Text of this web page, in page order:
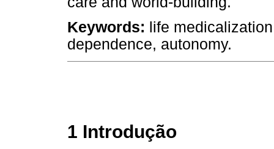
Keywords: life
dependence, autonomy.
1 Introdução